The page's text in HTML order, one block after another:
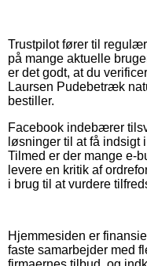
Trustpilot fører til
på mange aktuelle
er det godt, at du
Laursen Pudebetræk
bestiller.
Facebook indebærer
løsninger til at få
Tilmed er der mange e-
levere en kritik af
i brug til at vurdere
Hjemmesiden er
faste samarbejder med